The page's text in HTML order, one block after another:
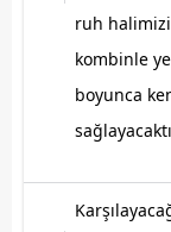
ruh
kombinle
boyunca